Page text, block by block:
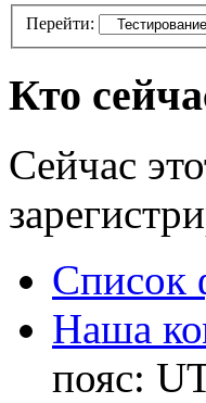
Перейти:
Кто
Сейчас
Список
Наша
пояс: